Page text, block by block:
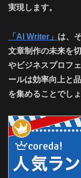
実現します。
「AI Writer」 は、
文章制作の未来を
やビジネスプロフ
ールは効率向上と
を集めることでしょ